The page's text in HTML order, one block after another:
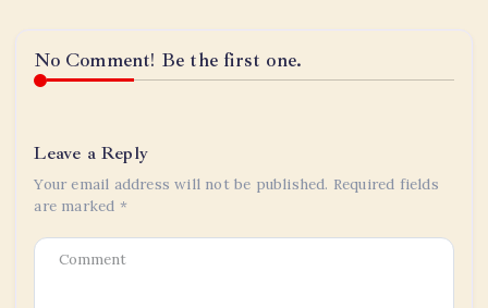
No Comment! Be the first one.
Leave a Reply
Your email address will not be published. Required fields
are marked *